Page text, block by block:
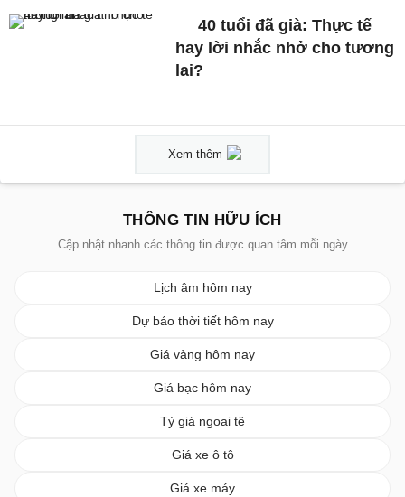
40 tuổi đã già: Thực tế
hay lời nhắc nhở cho tương
lai?
Xem thêm
THÔNG TIN HỮU ÍCH
Cập nhật nhanh các thông tin được quan tâm mỗi ngày
Lịch âm hôm nay
Dự báo thời tiết hôm nay
Giá vàng hôm nay
Giá bạc hôm nay
Tỷ giá ngoại tệ
Giá xe ô tô
Giá xe máy